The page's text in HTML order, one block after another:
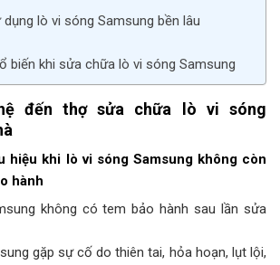
lò vi sóng Samsung bền lâu
biến khi sửa chữa lò vi sóng Samsung
đến thợsửa chữa lò vi sóng
hiệu khi lò vi sóng Samsung không còn
hành
không có tem bảo hành sau lần sửa
gặp sự cố do thiên tai, hỏa hoạn, lụt lội,